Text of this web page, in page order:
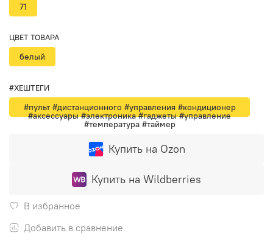
Купить на Ozon
Купить на Wildberries
В избранное
Добавить в сравнение
71
ЦВЕТ ТОВАРА
белый
#ХЕШТЕГИ
#пульт #дистанционного #управления #кондиционер
#аксессуары #электроника #гаджеты #управление
#температура #таймер